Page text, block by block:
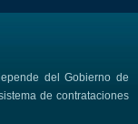
del Gobierno de
de contrataciones